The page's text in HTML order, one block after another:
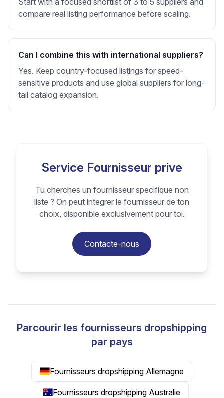
compare real listing performance before scaling.
Can I combine this with international suppliers?
Yes. Keep country-focused listings for speed-
sensitive products and use global suppliers for long-
tail catalog expansion.
Service Fournisseur prive
Tu cherches un fournisseur specifique non
liste ? On peut integrer le fournisseur de ton
choix, disponible exclusivement pour toi.
Contacte-nous
Parcourir les fournisseurs dropshipping
par pays
Fournisseurs dropshipping Allemagne
Fournisseurs dropshipping Australie